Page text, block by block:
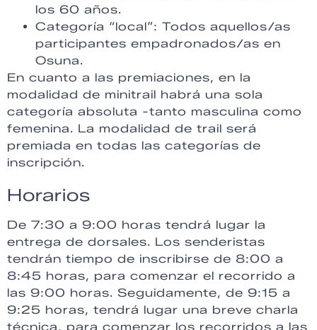
los 60 años.
Categoría “local”: Todos aquellos/as
participantes empadronados/as en
Osuna.
En cuanto a las premiaciones, en la
modalidad de minitrail habrá una sola
categoría absoluta -tanto masculina como
femenina. La modalidad de trail será
premiada en todas las categorías de
inscripción.
Horarios
De 7:30 a 9:00 horas tendrá lugar la
entrega de dorsales. Los senderistas
tendrán tiempo de inscribirse de 8:00 a
8:45 horas, para comenzar el recorrido a
las 9:00 horas. Seguidamente, de 9:15 a
9:25 horas, tendrá lugar una breve charla
técnica, para comenzar los recorridos a las